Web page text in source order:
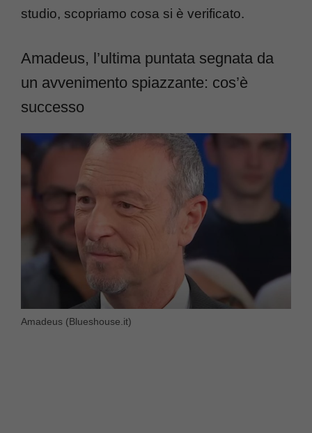
studio, scopriamo cosa si è verificato.
Amadeus, l’ultima puntata segnata da
un avvenimento spiazzante: cos’è
successo
Amadeus (Blueshouse.it)